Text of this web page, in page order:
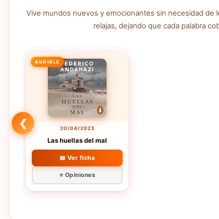
Vive mundos nuevos y emocionantes sin necesidad
relajas, dejando que cada palabra
❮
AUDIBLE
20/04/2023
Las huellas del mal
📖 Ver ficha
⭐ Opiniones